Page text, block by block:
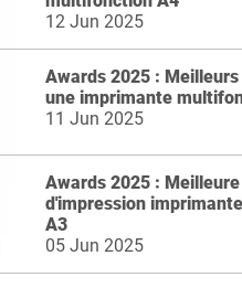
12 Jun 2025
Awards 2025 :
une imprimante
11 Jun 2025
Awards 2025 :
d'impression
A3
05 Jun 2025